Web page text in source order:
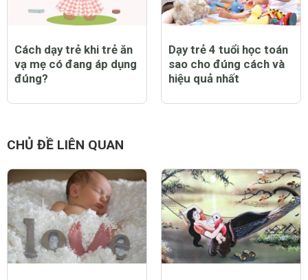
Cách dạy trẻ khi trẻ ăn
vạ mẹ có đang áp dụng
đúng?
Dạy trẻ 4 tuổi học toán
sao cho đúng cách và
hiệu quả nhất
CHỦ ĐỀ LIÊN QUAN